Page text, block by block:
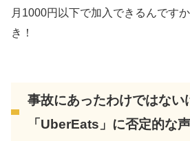
月1000円以下で加入できるんです
き！
事故にあったわけではない
「UberEats」に否定的な